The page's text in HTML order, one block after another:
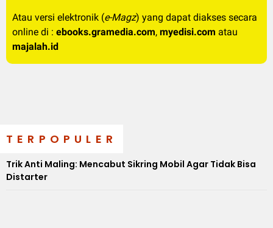
Atau versi elektronik (e-Magz) yang dapat diakses secara
online di : ebooks.gramedia.com, myedisi.com atau
majalah.id
TERPOPULER
Trik Anti Maling: Mencabut Sikring Mobil Agar Tidak Bisa
Distarter